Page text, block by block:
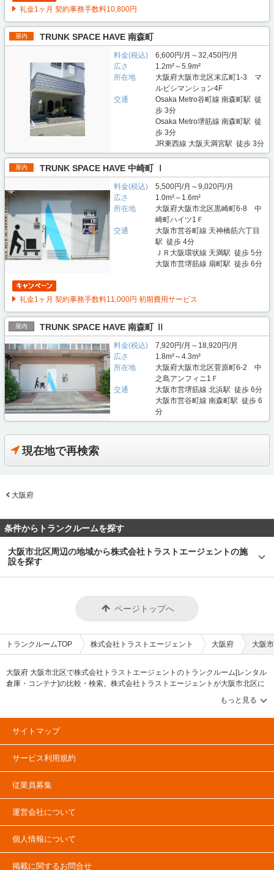
礼金1ヶ月 契約事務手数料10,800円
屋内 TRUNK SPACE HAVE 南森町
料金(税込)
6,600円/月～32,450円/月
広さ
1.2m²～5.9m²
所在地
大阪府大阪市北区末広町1-3 マ
ルビシマンション4F
交通
Osaka Metro谷町線 南森町駅 徒
歩 3分
Osaka Metro堺筋線 南森町駅 徒
歩 3分
JR東西線 大阪天満宮駅 徒歩 3分
屋内 TRUNK SPACE HAVE 中崎町 Ⅰ
料金(税込)
5,500円/月～9,020円/月
広さ
1.0m²～1.6m²
所在地
大阪府大阪市北区黒崎町6-8 中
崎町ハイツ1Ｆ
交通
大阪市営谷町線 天神橋筋六丁目
駅 徒歩 4分
ＪＲ大阪環状線 天満駅 徒歩 5分
大阪市営堺筋線 扇町駅 徒歩 6分
礼金1ヶ月 契約事務手数料11,000円 初期費用サービス
屋内 TRUNK SPACE HAVE 南森町 Ⅱ
料金(税込)
7,920円/月～18,920円/月
広さ
1.8m²～4.3m²
所在地
大阪府大阪市北区菅原町6-2 中
之島アンフィニ1Ｆ
交通
大阪市営堺筋線 北浜駅 徒歩 6分
大阪市営谷町線 南森町駅 徒歩 6
分
現在地で再検索
大阪府
条件からトランクルームを探す
大阪市北区周辺の地域から株式会社トラストエージェントの施
設を探す
ページトップへ
トランクルームTOP 株式会社トラストエージェント 大阪府 大阪
大阪府 大阪市北区で株式会社トラストエージェントのトランクルーム[レンタル
倉庫・コンテナ]の比較・検索。株式会社トラストエージェントが大阪市北区に
スを、借りたい地域から探して、広さ・料金[賃料]・セキュリティ・空調完備・
24時間出し入れ可能などの希望条件で絞込み！豊富な物件数から様々な方法で
ご希望の収納スペースを簡単に探せるトランクルーム情報サイトです。株式会
サイトマップ
サービス利用規約
従業員募集
運営会社について
個人情報について
掲載に関するお問合せ